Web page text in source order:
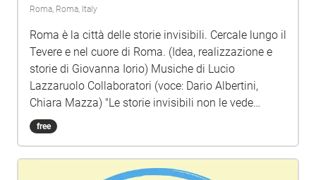
Roma, Roma, Italy
Roma è la città delle storie invisibili. Cercale lungo il
Tevere e nel cuore di Roma. (Idea, realizzazione e
storie di Giovanna Iorio) Musiche di Lucio
Lazzaruolo Collaboratori (voce: Dario Albertini,
Chiara Mazza) "Le storie invisibili non le vede
nessuno. Se provi a scriverle spariscono dalla
pagina. Se provi a disegnarle diventano solo colore.
racconterò ci sono, esistono, da qualche parte.
free